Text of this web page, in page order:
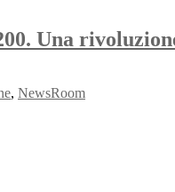
Una
, NewsRoom